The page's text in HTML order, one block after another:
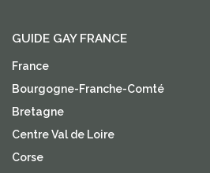
GUIDE GAY FRANCE
France
Bourgogne-Franche-Comté
Bretagne
Centre Val de Loire
Corse